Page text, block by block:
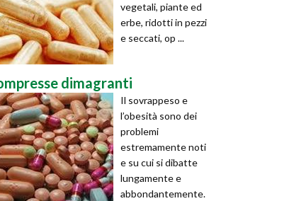
vegetali, piante ed
erbe, ridotti in pezzi
e seccati, op ...
dimagranti
Il sovrappeso e
l’obesità sono dei
problemi
estremamente noti
e su cui si dibatte
lungamente e
abbondantemente.